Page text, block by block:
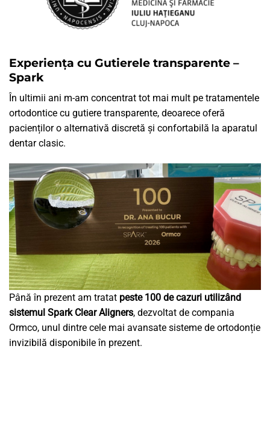
Experiența cu Gutierele transparente –
Spark
În ultimii ani m-am concentrat tot mai mult pe tratamentele
ortodontice cu gutiere transparente, deoarece oferă
pacienților o alternativă discretă și confortabilă la aparatul
dentar clasic.
Până în prezent am tratat peste 100 de cazuri utilizând
sistemul Spark Clear Aligners, dezvoltat de compania
Ormco, unul dintre cele mai avansate sisteme de ortodonție
invizibilă disponibile în prezent.